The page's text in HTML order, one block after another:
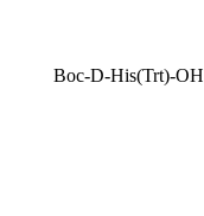
Boc-D-His(Trt)-OH